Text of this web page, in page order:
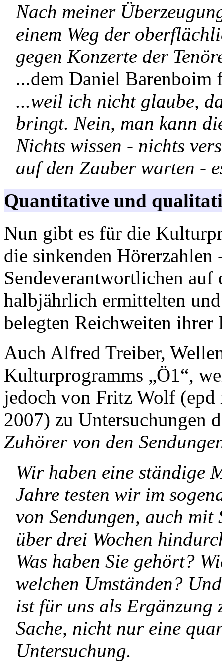
Nach meiner
einem Weg der
gegen Konzerte der
...dem Daniel
...weil ich nicht glaube,
bringt. Nein, man kann
Nichts wissen - nichts
auf den Zauber warten -
Quantitative und
Nun gibt es für die
die sinkenden Hörerzahlen
Sendeverantwortlichen
halbjährlich ermittelten
belegten Reichweiten ihrer
Auch Alfred Treiber,
Kulturprogramms „Ö1“,
jedoch von Fritz Wolf
2007) zu Untersuchungen
Zuhörer von den
Wir haben eine ständige
Jahre testen wir im
von Sendungen, auch
über drei Wochen
Was haben Sie gehört?
welchen Umständen?
ist für uns als Ergänzung
Sache, nicht nur eine
Untersuchung.